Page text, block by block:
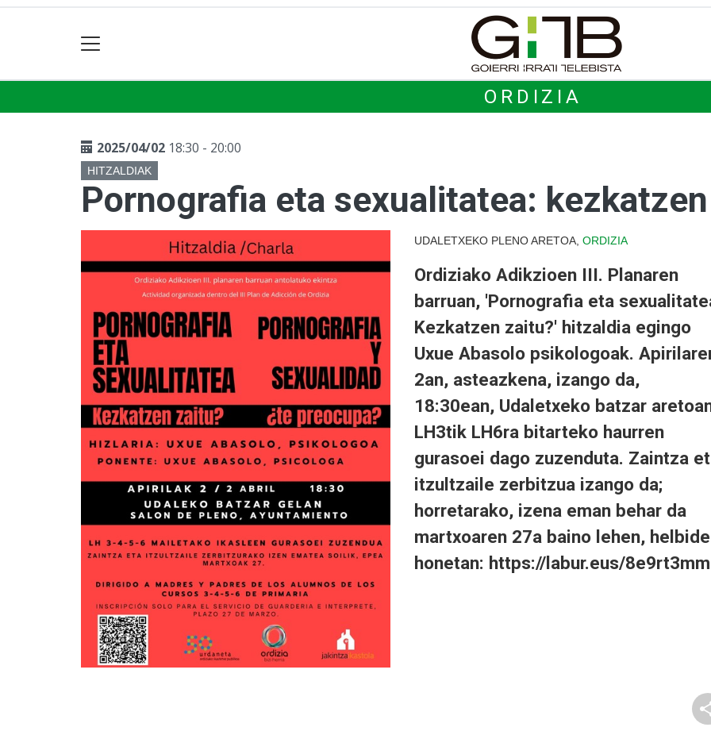
ORDIZIA
2025/04/02 18:30 - 20:00
HITZALDIAK
Pornografia eta sexualitatea:
UDALETXEKO PLENO ARETOA, ORDIZIA
Ordiziako Adikzioen III. Planaren
barruan, 'Pornografia eta
Kezkatzen zaitu?' hitzaldia egingo
Uxue Abasolo psikologoak.
2an, asteazkena, izango da,
18:30ean, Udaletxeko batzar
LH3tik LH6ra bitarteko haurren
gurasoei dago zuzenduta. Zaintza
itzultzaile zerbitzua izango da;
horretarako, izena eman behar da
martxoaren 27a baino lehen, helbide
honetan: https://labur.eus/8e9rt3mm